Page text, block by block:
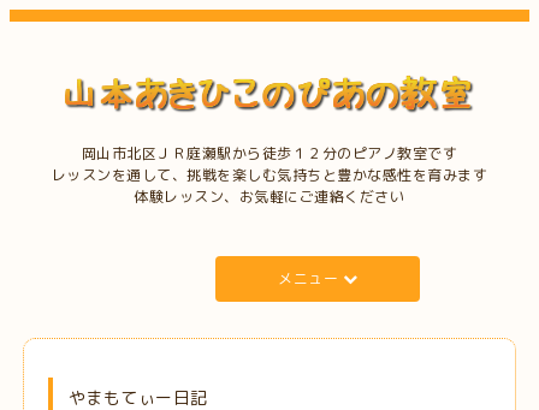
岡山市北区ＪＲ庭瀬駅から徒歩１２分のピアノ教室です
レッスンを通して、挑戦を楽しむ気持ちと豊かな感性を育みます
体験レッスン、お気軽にご連絡ください
メニュー
やまもてぃー日記